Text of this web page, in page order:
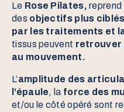
Le Rose Pilates, reprend
des objectifs plus
par les traitements et
tissus peuvent retrouver
au mouvement.
L’amplitude des
l’épaule, la force des
et/ou le côté opéré sont